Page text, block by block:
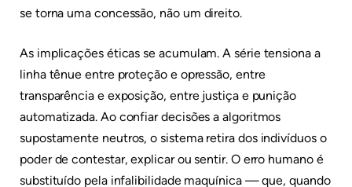
se torna uma concessão, não um direito.
As implicações éticas se acumulam. A série tensiona a
linha tênue entre proteção e opressão, entre
transparência e exposição, entre justiça e punição
automatizada. Ao confiar decisões a algoritmos
supostamente neutros, o sistema retira dos indivíduos o
poder de contestar, explicar ou sentir. O erro humano é
substituído pela infalibilidade maquínica — que, quando